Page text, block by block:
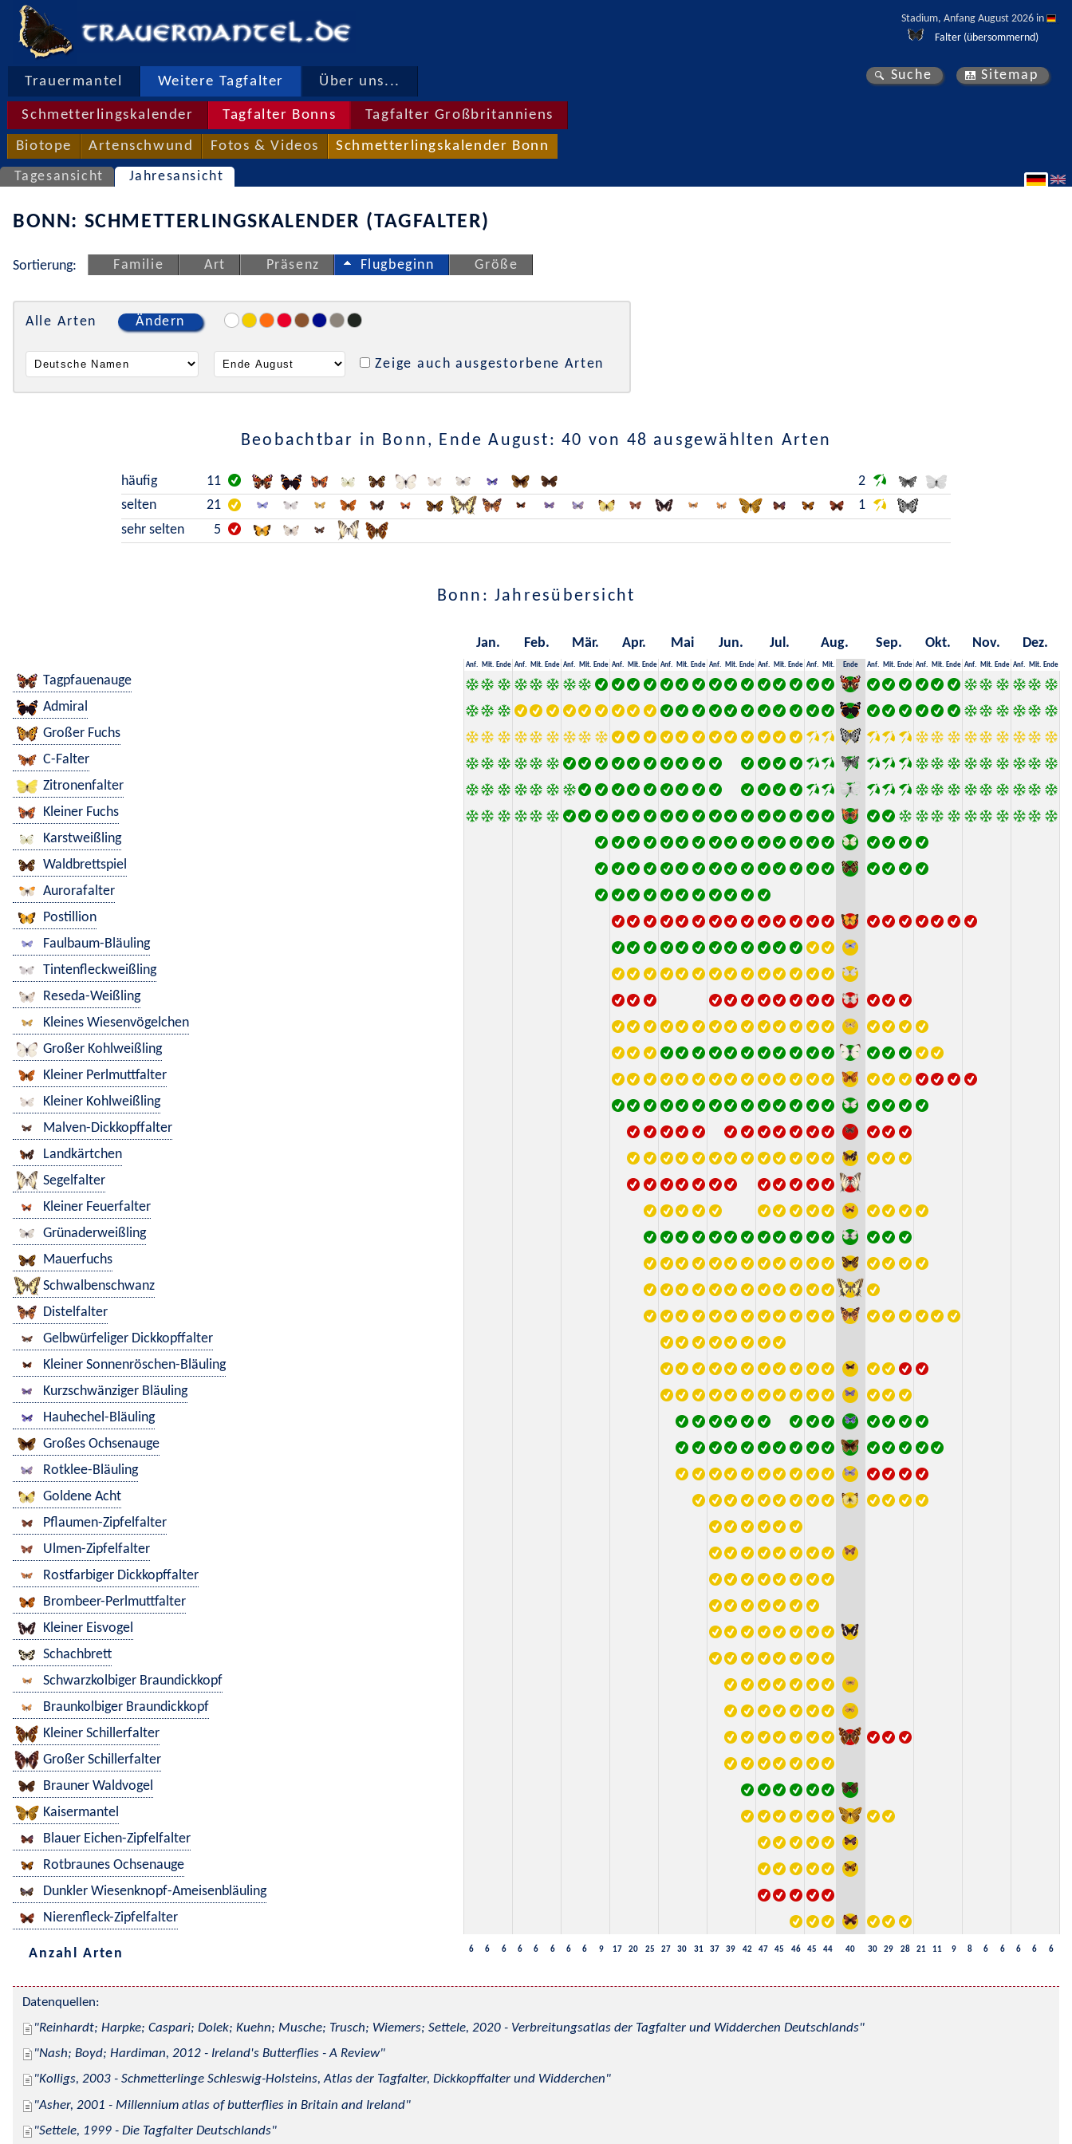
Stadium, Anfang August 2026 in
Falter (übersommernd)
Trauermantel Weitere Tagfalter Über uns...
Schmetterlingskalender Tagfalter Bonns Tagfalter Großbritanniens
Biotope Artenschwund Fotos & Videos Schmetterlingskalender Bonn
Suche Sitemap
Tagesansicht Jahresansicht
BONN: SCHMETTERLINGSKALENDER (TAGFALTER)
Sortierung: Familie Art Präsenz Flugbeginn Größe
Alle Arten Ändern
Zeige auch ausgestorbene Arten
Beobachtbar in Bonn, Ende August: 40 von 48 ausgewählten Arten
häufig 11
2
selten
21
1
sehr selten
5
Bonn: Jahresübersicht
Jan. Feb. Mär. Apr. Mai Jun. Jul. Aug. Sep. Okt. Nov. Dez.
Anf. Mit. Ende Anf. Mit. Ende Anf. Mit. Ende Anf. Mit. Ende Anf. Mit. Ende Anf. Mit. Ende Anf. Mit. Ende Anf. Mit. Ende Anf. Mit. Ende Anf. Mit. Ende Anf. Mit. Ende Anf. Mit. Ende
Tagpfauenauge
Admiral
Großer Fuchs
C-Falter
Zitronenfalter
Kleiner Fuchs
Karstweißling
Waldbrettspiel
Aurorafalter
Postillion
Faulbaum-Bläuling
Tintenfleckweißling
Reseda-Weißling
Kleines Wiesenvögelchen
Großer Kohlweißling
Kleiner Perlmuttfalter
Kleiner Kohlweißling
Malven-Dickkopffalter
Landkärtchen
Segelfalter
Kleiner Feuerfalter
Grünaderweißling
Mauerfuchs
Schwalbenschwanz
Distelfalter
Gelbwürfeliger Dickkopffalter
Kleiner Sonnenröschen-Bläuling
Kurzschwänziger Bläuling
Hauhechel-Bläuling
Großes Ochsenauge
Rotklee-Bläuling
Goldene Acht
Pflaumen-Zipfelfalter
Ulmen-Zipfelfalter
Rostfarbiger Dickkopffalter
Brombeer-Perlmuttfalter
Kleiner Eisvogel
Schachbrett
Schwarzkolbiger Braundickkopf
Braunkolbiger Braundickkopf
Kleiner Schillerfalter
Großer Schillerfalter
Brauner Waldvogel
Kaisermantel
Blauer Eichen-Zipfelfalter
Rotbraunes Ochsenauge
Dunkler Wiesenknopf-Ameisenbläuling
Nierenfleck-Zipfelfalter
Anzahl Arten 6 6 6 6 6 6 6 6 9 17 20 25 27 30 31 37 39 42 47 45 46 45 44 40 30 29 28 21 11 9 8 6 6 6 6 6
Datenquellen:
Reinhardt; Harpke; Caspari; Dolek; Kuehn; Musche; Trusch; Wiemers; Settele, 2020 - Verbreitungsatlas der Tagfalter und Widderchen Deutschlands
Nash; Boyd; Hardiman, 2012 - Ireland's Butterflies - A Review
Kolligs, 2003 - Schmetterlinge Schleswig-Holsteins, Atlas der Tagfalter, Dickkopffalter und Widderchen
Asher, 2001 - Millennium atlas of butterflies in Britain and Ireland
Settele, 1999 - Die Tagfalter Deutschlands